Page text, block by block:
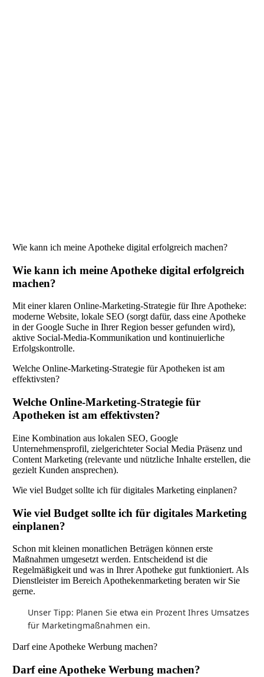
Wie kann ich meine Apotheke digital erfolgreich machen?
Wie kann ich meine Apotheke digital erfolgreich
machen?
Mit einer klaren Online-Marketing-Strategie für Ihre Apotheke:
moderne Website, lokale SEO (sorgt dafür, dass eine Apotheke
in der Google Suche in Ihrer Region besser gefunden wird),
aktive Social-Media-Kommunikation und kontinuierliche
Erfolgskontrolle.
Welche Online-Marketing-Strategie für Apotheken ist am
effektivsten?
Welche Online-Marketing-Strategie für
Apotheken ist am effektivsten?
Eine Kombination aus lokalen SEO, Google
Unternehmensprofil, zielgerichteter Social Media Präsenz und
Content Marketing (relevante und nützliche Inhalte erstellen, die
gezielt Kunden ansprechen).
Wie viel Budget sollte ich für digitales Marketing einplanen?
Wie viel Budget sollte ich für digitales Marketing
einplanen?
Schon mit kleinen monatlichen Beträgen können erste
Maßnahmen umgesetzt werden. Entscheidend ist die
Regelmäßigkeit und was in Ihrer Apotheke gut funktioniert. Als
Dienstleister im Bereich Apothekenmarketing beraten wir Sie
gerne.
Unser Tipp: Planen Sie etwa ein Prozent Ihres Umsatzes
für Marketingmaßnahmen ein.
Darf eine Apotheke Werbung machen?
Darf eine Apotheke Werbung machen?